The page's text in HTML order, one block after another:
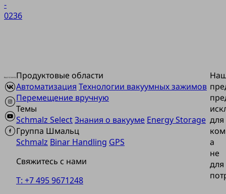
-
0236
Продуктовые области
Автоматизация Технологии вакуумных зажимов
Перемещение вручную
Темы
Schmalz SelectЗнания о вакууме Energy Storage
Группа Шмальц
Schmalz Binar Handling GPS
Свяжитесь с нами
T: +7 495 9671248
для
а
не
для